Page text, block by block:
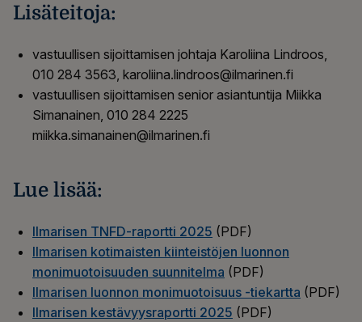
Lisäteitoja:
vastuullisen sijoittamisen johtaja Karoliina Lindroos,
010 284 3563, karoliina.lindroos@ilmarinen.fi
vastuullisen sijoittamisen senior asiantuntija Miikka
Simanainen, 010 284 2225
miikka.simanainen@ilmarinen.fi
Lue lisää:
Ilmarisen TNFD-raportti 2025 (PDF)
Ilmarisen kotimaisten kiinteistöjen luonnon
monimuotoisuuden suunnitelma (PDF)
Ilmarisen luonnon monimuotoisuus -tiekartta (PDF)
Ilmarisen kestävyysraportti 2025 (PDF)